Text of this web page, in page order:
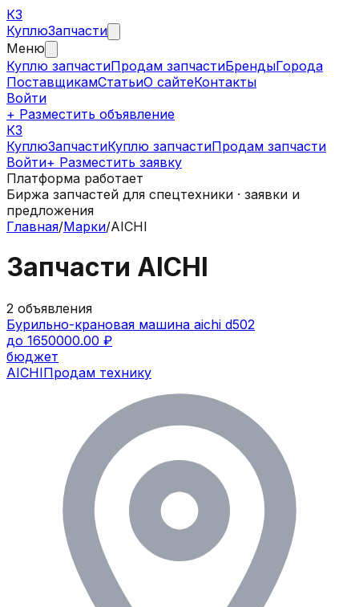
КЗ
КуплюЗапчасти
Меню
Куплю запчастиПродам запчастиБрендыГорода
ПоставщикамСтатьиО сайтеКонтакты
Войти
+ Разместить объявление
КЗ
КуплюЗапчастиКуплю запчастиПродам запчасти
Войти+ Разместить заявку
Платформа работает
Биржа запчастей для спецтехники · заявки и
предложения
Главная/Марки/AICHI
Запчасти AICHI
2 объявления
Бурильно-крановая машина aichi d502
до 1650000.00 ₽
бюджет
AICHIПродам технику